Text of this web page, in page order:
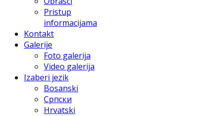
Pristup
informacijama
Kontakt
Galerije
Foto galerija
Video galerija
Izaberi jezik
Bosanski
Српски
Hrvatski